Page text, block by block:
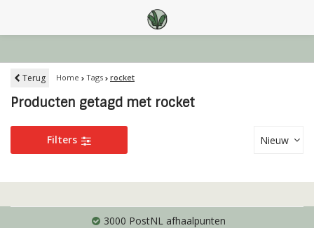
Terug Home Tags rocket
Producten getagd met rocket
Filters Nieuw
3000 PostNL afhaalpunten